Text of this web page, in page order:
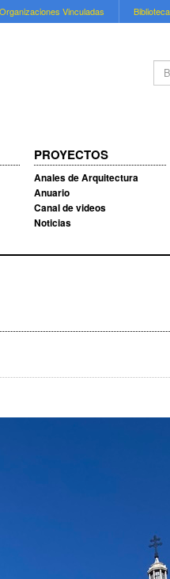
Organizaciones Vinculadas Biblioteca
PROYECTOS
Anales de Arquitectura
Anuario
Canal de videos
Noticias